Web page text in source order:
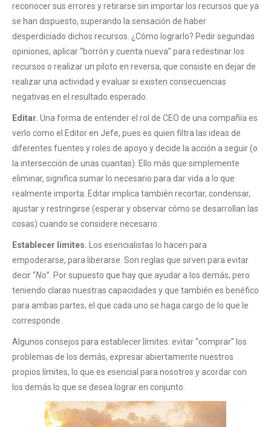
reconocer sus errores y retirarse sin importar los recursos que ya
se han dispuesto, superando la sensación de haber
desperdiciado dichos recursos. ¿Cómo lograrlo? Pedir segundas
opiniones, aplicar “borrón y cuenta nueva” para redestinar los
recursos o realizar un piloto en reversa, que consiste en dejar de
realizar una actividad y evaluar si existen consecuencias
negativas en el resultado esperado.
Editar. Una forma de entender el rol de CEO de una compañía es
verlo como el Editor en Jefe, pues es quien filtra las ideas de
diferentes fuentes y roles de apoyo y decide la acción a seguir (o
la intersección de unas cuantas). Ello más que simplemente
eliminar, significa sumar lo necesario para dar vida a lo que
realmente importa. Editar implica también recortar, condensar,
ajustar y restringirse (esperar y observar cómo se desarrollan las
cosas) cuando se considere necesario.
Establecer límites. Los esencialistas lo hacen para
empoderarse, para liberarse. Son reglas que sirven para evitar
decir “No”. Por supuesto que hay que ayudar a los demás, pero
teniendo claras nuestras capacidades y que también es benéfico
para ambas partes, el que cada uno se haga cargo de lo que le
corresponde.
Algunos consejos para establecer límites: evitar “comprar” los
problemas de los demás, expresar abiertamente nuestros
propios límites, lo que es esencial para nosotros y acordar con
los demás lo que se desea lograr en conjunto.